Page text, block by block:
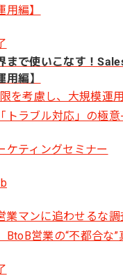
まで使いこなす！
用編】
を考慮し、大規模運
トラブル対応」の極意-
ケティングセミナー